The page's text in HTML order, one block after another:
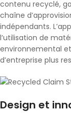
contenu recyclé,
chaîne
indépendants.
l’utilisation de
environnemental
d’entreprise plus
Design et